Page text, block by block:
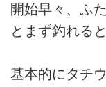
開始早々、ふ
とまず釣れる
基本的にタチ